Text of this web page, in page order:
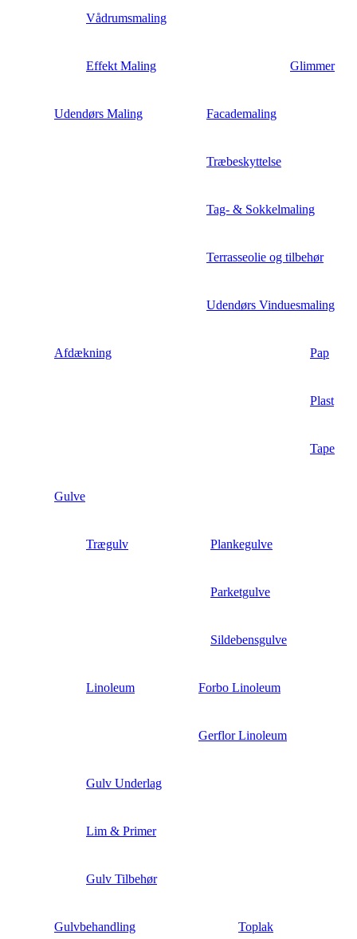
Vådrumsmaling
Effekt Maling Glimmer
Udendørs Maling Facademaling
Træbeskyttelse
Tag- & Sokkelmaling
Terrasseolie og tilbehør
Udendørs Vinduesmaling
Afdækning Pap
Plast
Tape
Gulve
Trægulv Plankegulve
Parketgulve
Sildebensgulve
Linoleum Forbo Linoleum
Gerflor Linoleum
Gulv Underlag
Lim & Primer
Gulv Tilbehør
Gulvbehandling Toplak